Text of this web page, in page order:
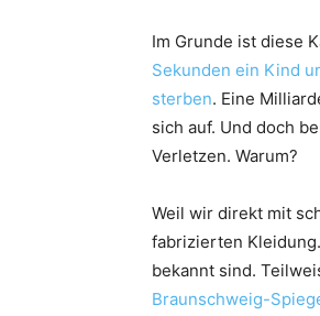
Im Grunde ist diese
Sekunden ein Kind
sterben. Eine
sich auf. Und doch
Verletzen. Warum?
Weil wir direkt mit
fabrizierten
bekannt sind.
Braunschweig-